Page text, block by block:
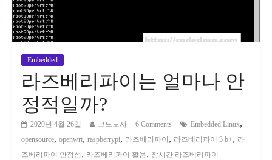
Embedded
라즈베리파이는 얼마나 안
정적일까?
2020년 4월 26일 코드도사 6 Comments Embedded Linux,
opensource, openwrt, raspberrypi, 라즈베리파이 , 라즈베리파이 3 b+, 라
즈베리파이 안정성 , 라즈베리파이 활용, 장시간 라즈베리파이